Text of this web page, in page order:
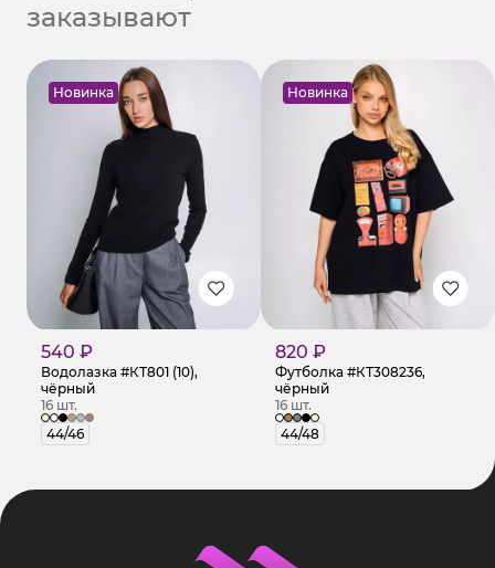
заказывают
Новинка
540 ₽
Водолазка #КТ801 (10),
чёрный
16 шт.
44/46
Новинка
820 ₽
Футболка #КТ308236,
чёрный
16 шт.
44/48